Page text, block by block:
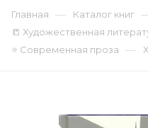
Главная — Каталог книг
📒 Художественная
⭐ Современная проза —